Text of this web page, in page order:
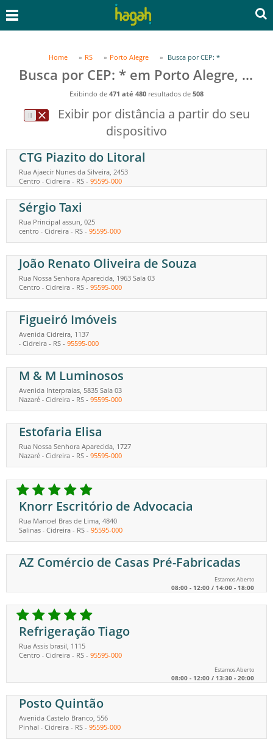
Home RS Porto Alegre Busca por CEP: *
Busca por CEP: * em Porto Alegre, RS
Exibindo de 471 até 480 resultados de 508
Exibir por distância a partir do seu
dispositivo
CTG Piazito do Litoral
Rua Ajaecir Nunes da Silveira, 2453
Centro - Cidreira - RS - 95595-000
Sérgio Taxi
Rua Principal assun, 025
centro - Cidreira - RS - 95595-000
João Renato Oliveira de Souza
Rua Nossa Senhora Aparecida, 1963 Sala 03
Centro - Cidreira - RS - 95595-000
Figueiró Imóveis
Avenida Cidreira, 1137
- Cidreira - RS - 95595-000
M & M Luminosos
Avenida Interpraias, 5835 Sala 03
Nazaré - Cidreira - RS - 95595-000
Estofaria Elisa
Rua Nossa Senhora Aparecida, 1727
Nazaré - Cidreira - RS - 95595-000
Knorr Escritório de Advocacia
Rua Manoel Bras de Lima, 4840
Salinas - Cidreira - RS - 95595-000
AZ Comércio de Casas Pré-Fabricadas
Estamos Aberto
08:00 - 12:00 / 14:00 - 18:00
Refrigeração Tiago
Rua Assis brasil, 1115
Centro - Cidreira - RS - 95595-000
Estamos Aberto
08:00 - 12:00 / 13:30 - 20:00
Posto Quintão
Avenida Castelo Branco, 556
Pinhal - Cidreira - RS - 95595-000